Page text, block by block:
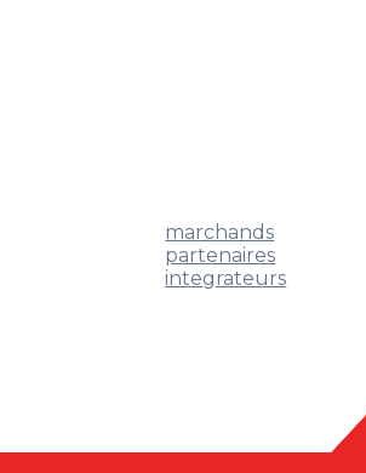
marchands
partenaires
integrateurs